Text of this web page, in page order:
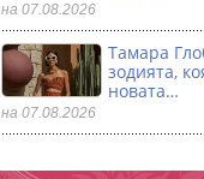
на 07.08.2026
Тамара
зодията,
новата…
на 07.08.2026